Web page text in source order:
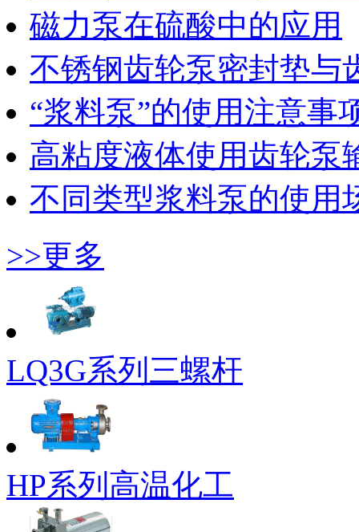
磁力泵在硫酸中的应用
不锈钢齿轮泵密封垫与
“浆料泵”的使用注意事
高粘度液体使用齿轮泵
不同类型浆料泵的使用
>>更多
LQ3G系列三螺杆
HP系列高温化工